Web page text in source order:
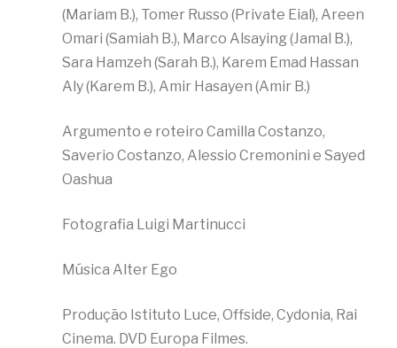
(Mariam B.), Tomer Russo (Private Eial), Areen
Omari (Samiah B.), Marco Alsaying (Jamal B.),
Sara Hamzeh (Sarah B.), Karem Emad Hassan
Aly (Karem B.), Amir Hasayen (Amir B.)
Argumento e roteiro Camilla Costanzo,
Saverio Costanzo, Alessio Cremonini e Sayed
Oashua
Fotografia Luigi Martinucci
Música Alter Ego
Produção Istituto Luce, Offside, Cydonia, Rai
Cinema. DVD Europa Filmes.